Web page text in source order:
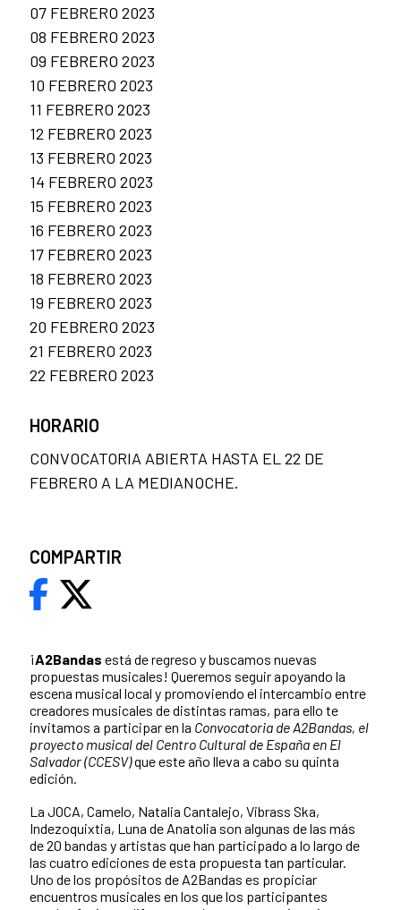
¡A2Bandas está de regreso y buscamos nuevas
propuestas musicales! Queremos seguir apoyando la
escena musical local y promoviendo el intercambio entre
creadores musicales de distintas ramas, para ello te
invitamos a participar en la Convocatoria de A2Bandas, el
proyecto musical del Centro Cultural de España en El
Salvador (CCESV)que este año lleva a cabo su quinta
edición.
La JOCA, Camelo, Natalia Cantalejo, Vibrass Ska,
Indezoquixtia, Luna de Anatolia son algunas de las más
de 20 bandas y artistas que han participado a lo largo de
las cuatro ediciones de esta propuesta tan particular.
Uno de los propósitos de A2Bandas es propiciar
encuentros musicales en los que los participantes
07 FEBRERO 2023
08 FEBRERO 2023
09 FEBRERO 2023
10 FEBRERO 2023
11 FEBRERO 2023
12 FEBRERO 2023
13 FEBRERO 2023
14 FEBRERO 2023
15 FEBRERO 2023
16 FEBRERO 2023
17 FEBRERO 2023
18 FEBRERO 2023
19 FEBRERO 2023
20 FEBRERO 2023
21 FEBRERO 2023
22 FEBRERO 2023
HORARIO
CONVOCATORIA ABIERTA HASTA EL 22 DE
FEBRERO A LA MEDIANOCHE.
COMPARTIR